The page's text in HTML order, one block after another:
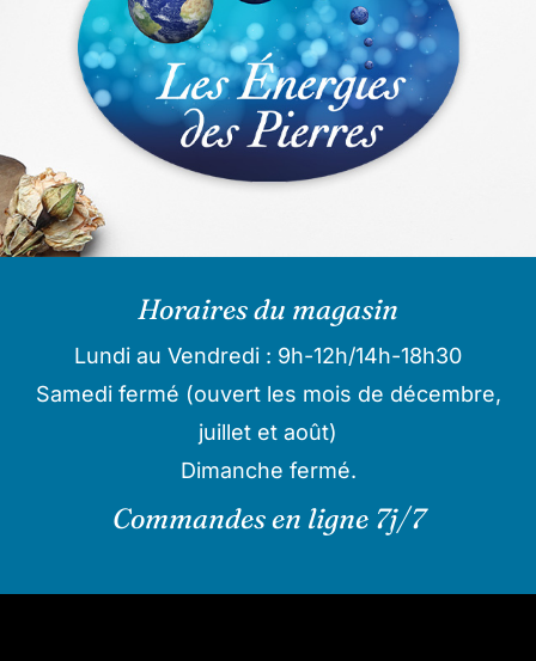
Horaires du magasin
Lundi au Vendredi : 9h-12h/14h-18h30
Samedi fermé (ouvert les mois de décembre,
juillet et août)
Dimanche fermé.
Commandes en ligne 7j/7